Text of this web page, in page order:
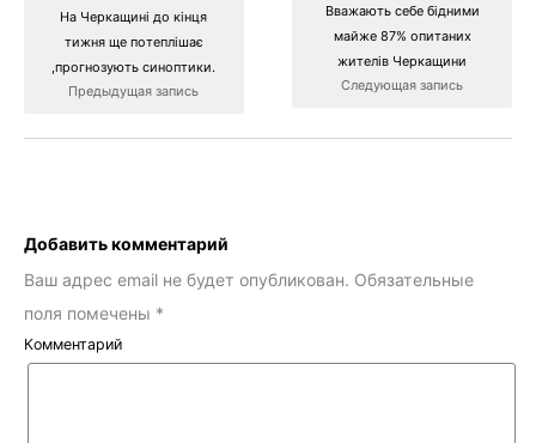
На Черкащині до кінця
тижня ще потеплішає
,прогнозують синоптики.
Предыдущая запись
Вважають себе бідними
майже 87% опитаних
жителів Черкащини
Следующая запись
Добавить комментарий
Ваш адрес email не будет опубликован. Обязательные
поля помечены *
Комментарий